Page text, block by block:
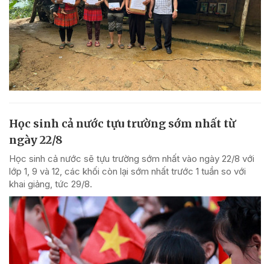
Học sinh cả nước tựu trường sớm nhất từ
ngày 22/8
Học sinh cả nước sẽ tựu trường sớm nhất vào ngày 22/8 với
lớp 1, 9 và 12, các khối còn lại sớm nhất trước 1 tuần so với
khai giảng, tức 29/8.